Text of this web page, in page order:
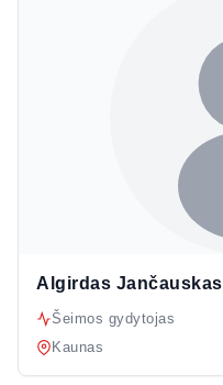
Algirdas Jančauskas
Šeimos gydytojas
Kaunas